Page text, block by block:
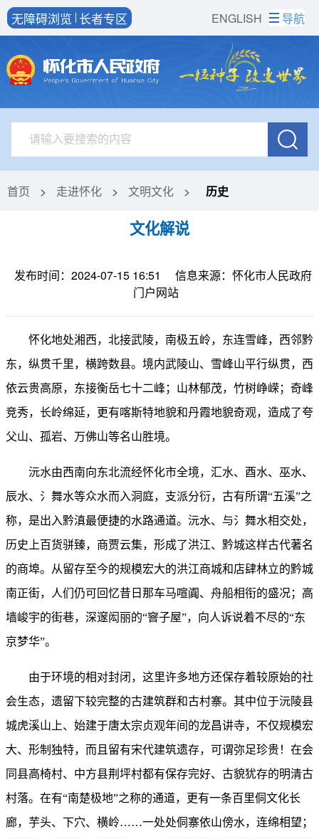
ENGLISH
无障碍浏览 长者专区 导航
首页 > 走进怀化 > 文明文化 > 历史
文化解说
发布时间：2024-07-15 16:51
信息来源：怀化市人民政府
门户网站
怀化地处湘西，北接武陵，南极五岭，东连雪峰，西邻黔
东，纵贯千里，横跨数县。境内武陵山、雪峰山平行纵贯，西
依云贵高原，东接衡岳七十二峰；山林郁茂，竹树峥嵘；奇峰
竞秀，长岭绵延，更有喀斯特地貌和丹霞地貌奇观，造成了夸
父山、孤岩、万佛山等名山胜境。
沅水由西南向东北流经怀化市全境，汇水、酉水、巫水、
辰水、氵舞水等众水而入洞庭，支派分衍，古有所谓“五溪”之
称，是出入黔滇最便捷的水路通道。沅水、与氵舞水相交处，
历史上百货骈臻，商贾云集，形成了洪江、黔城这样古代著名
的商埠。从留存至今的规模宏大的洪江商城和店肆林立的黔城
南正街，人们仍可回忆昔日那车马喧阗、舟船相衔的盛况；高
墙峻宇的街巷，深邃闳丽的“窨子屋”，向人诉说着不尽的“东
京梦华”。
由于环境的相对封闭，这里许多地方还保存着较原始的社
会生态，遗留下较完整的古建筑群和古村寨。其中位于沅陵县
城虎溪山上、始建于唐太宗贞观年间的龙昌讲寺，不仅规模宏
大、形制独特，而且留有宋代建筑遗存，可谓弥足珍贵！在会
同县高椅村、中方县荆坪村都有保存完好、古貌犹存的明清古
村落。在有“南楚极地”之称的通道，更有一条百里侗文化长
廊，芋头、下穴、横岭……一处处侗寨依山傍水，连绵相望；